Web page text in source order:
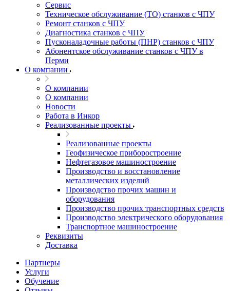
Сервис
Техническое обслуживание (ТО) станков с ЧПУ
Ремонт станков с ЧПУ
Диагностика станков с ЧПУ
Пусконаладочные работы (ПНР) станков с ЧПУ
Абонентское обслуживание станков с ЧПУ в
Перми
О компании
О компании
О компании
Новости
Работа в Инкор
Реализованные проекты
Реализованные проекты
Геофизическое приборостроение
Нефтегазовое машиностроение
Производство и восстановление
металлических изделий
Производство прочих машин и
оборудования
Производство прочих транспортных средств
Производство электрического оборудования
Транспортное машиностроение
Реквизиты
Доставка
Партнеры
Услуги
Обучение